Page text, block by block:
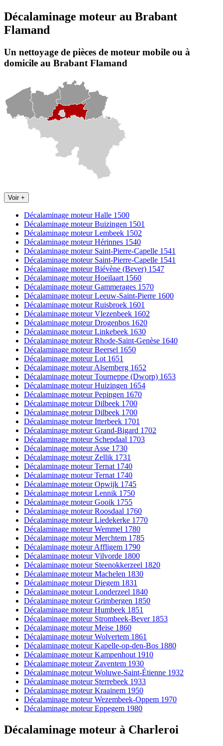
Décalaminage moteur au Brabant
Flamand
Un nettoyage de pièces de moteur mobile ou à
domicile au Brabant Flamand
Voir +
Décalaminage moteur Halle 1500
Décalaminage moteur Buizingen 1501
Décalaminage moteur Lembeek 1502
Décalaminage moteur Hérinnes 1540
Décalaminage moteur Saint-Pierre-Capelle 1541
Décalaminage moteur Saint-Pierre-Capelle 1541
Décalaminage moteur Biévène (Bever) 1547
Décalaminage moteur Hoeilaart 1560
Décalaminage moteur Gammerages 1570
Décalaminage moteur Leeuw-Saint-Pierre 1600
Décalaminage moteur Ruisbroek 1601
Décalaminage moteur Vlezenbeek 1602
Décalaminage moteur Drogenbos 1620
Décalaminage moteur Linkebeek 1630
Décalaminage moteur Rhode-Saint-Genèse 1640
Décalaminage moteur Beersel 1650
Décalaminage moteur Lot 1651
Décalaminage moteur Alsemberg 1652
Décalaminage moteur Tourneppe (Dworp) 1653
Décalaminage moteur Huizingen 1654
Décalaminage moteur Pepingen 1670
Décalaminage moteur Dilbeek 1700
Décalaminage moteur Dilbeek 1700
Décalaminage moteur Itterbeek 1701
Décalaminage moteur Grand-Bigard 1702
Décalaminage moteur Schepdaal 1703
Décalaminage moteur Asse 1730
Décalaminage moteur Zellik 1731
Décalaminage moteur Ternat 1740
Décalaminage moteur Ternat 1740
Décalaminage moteur Opwijk 1745
Décalaminage moteur Lennik 1750
Décalaminage moteur Gooik 1755
Décalaminage moteur Roosdaal 1760
Décalaminage moteur Liedekerke 1770
Décalaminage moteur Wemmel 1780
Décalaminage moteur Merchtem 1785
Décalaminage moteur Affligem 1790
Décalaminage moteur Vilvorde 1800
Décalaminage moteur Steenokkerzeel 1820
Décalaminage moteur Machelen 1830
Décalaminage moteur Diegem 1831
Décalaminage moteur Londerzeel 1840
Décalaminage moteur Grimbergen 1850
Décalaminage moteur Humbeek 1851
Décalaminage moteur Strombeek-Bever 1853
Décalaminage moteur Meise 1860
Décalaminage moteur Wolvertem 1861
Décalaminage moteur Kapelle-op-den-Bos 1880
Décalaminage moteur Kampenhout 1910
Décalaminage moteur Zaventem 1930
Décalaminage moteur Woluwe-Saint-Étienne 1932
Décalaminage moteur Sterrebeek 1933
Décalaminage moteur Kraainem 1950
Décalaminage moteur Wezembeek-Oppem 1970
Décalaminage moteur Eppegem 1980
Décalaminage moteur à Charleroi